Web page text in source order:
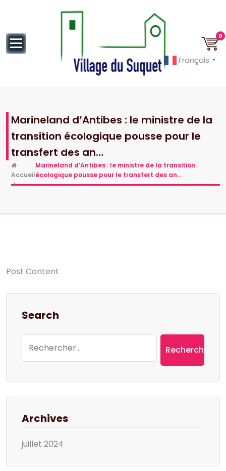
0
Marineland d’Antibes : le ministre de la
transition écologique pousse pour le
transfert des an…
Accueil
>
Marineland d’Antibes : le ministre de la transition
écologique pousse pour le transfert des an…
Post Content
Search
Archives
juillet 2024
Français ▼